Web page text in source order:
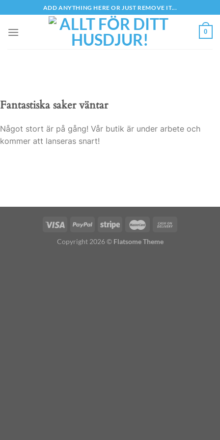
to
content
ADD ANYTHING HERE OR JUST REMOVE IT...
0
Fantastiska saker väntar
Något stort är på gång! Vår butik är under arbete och
kommer att lanseras snart!
Copyright 2026 © Flatsome Theme